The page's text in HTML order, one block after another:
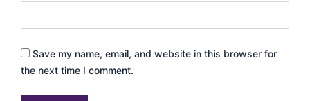
Save my name, email, and website in this browser for
the next time I comment.